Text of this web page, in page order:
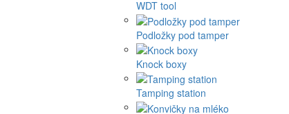
WDT tool
Podložky pod tamper
Knock boxy
Tamping station